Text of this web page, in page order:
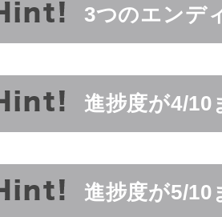
3つのエンデ
進捗度が4/10
進捗度が5/10